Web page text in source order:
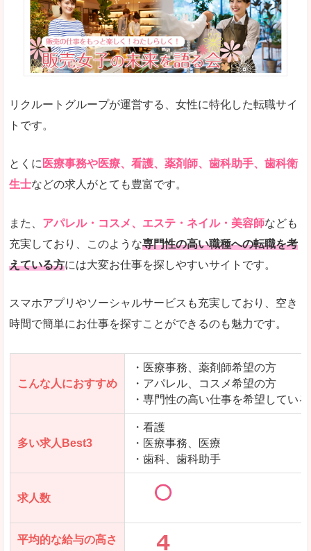
リクルートグループが運営する、女性に特化した転職サイ
トです。
とくに 医療事務や医療、看護、薬剤師、歯科助手、歯科衛
生士などの求人がとても豊富です。
また、 アパレル・コスメ、エステ・ネイル・美容師なども
充実しており、このような専門性の高い職種への転職を考
えている方には大変お仕事を探しやすいサイトです。
スマホアプリやソーシャルサービスも充実しており、空き
時間で簡単にお仕事を探すことができるのも魅力です。
こんな人におすすめ
・医療事務、薬剤師希望の方
・アパレル、コスメ希望の方
・専門性の高い仕事を希望してい
多い求人Best3
・看護
・医療事務、医療
・歯科、歯科助手
求人数
平均的な給与の高さ